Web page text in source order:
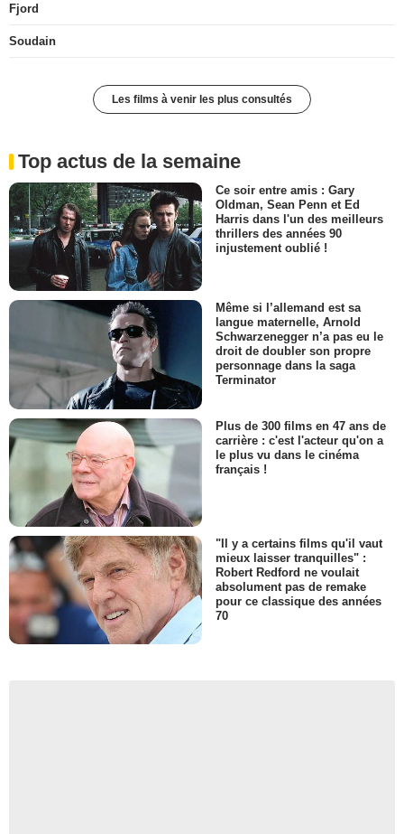
Fjord
Soudain
Les films à venir les plus consultés
Top actus de la semaine
Ce soir entre amis : Gary
Oldman, Sean Penn et Ed
Harris dans l'un des meilleurs
thrillers des années 90
injustement oublié !
Même si l’allemand est sa
langue maternelle, Arnold
Schwarzenegger n’a pas eu le
droit de doubler son propre
personnage dans la saga
Terminator
Plus de 300 films en 47 ans de
carrière : c'est l'acteur qu'on a
le plus vu dans le cinéma
français !
"Il y a certains films qu'il vaut
mieux laisser tranquilles" :
Robert Redford ne voulait
absolument pas de remake
pour ce classique des années
70